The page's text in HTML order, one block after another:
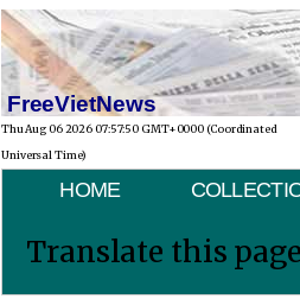
FreeVietNews
Thu Aug 06 2026 07:57:50 GMT+0000 (Coordinated
Universal Time)
HOME
Translate this